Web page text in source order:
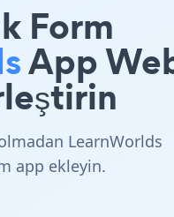
Form
App
LearnWorlds
app ekleyin.